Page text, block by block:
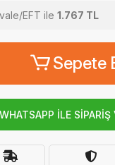
EFT ile 1.767 TL
Sepete
WHATSAPP İLE SİPARİŞ